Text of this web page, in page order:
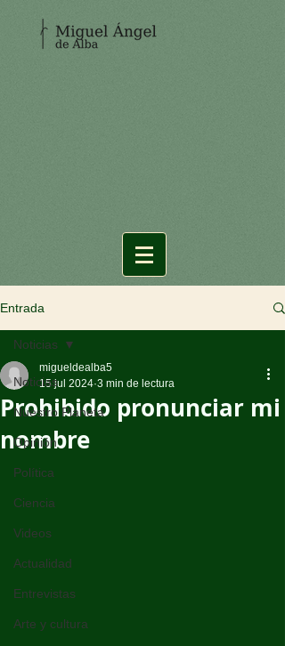
Entrada
Noticias
Nuestro Planeta
Opinión
Política
Ciencia
Videos
Actualidad
Entrevistas
Arte y cultura
Noticias
Prohibido pronunciar mi
nombre
migueldealba5
15 jul 2024 3 min de lectura